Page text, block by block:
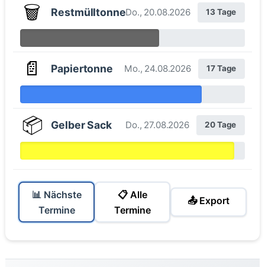
🗑️ RestmülltonneDo., 20.08.2026 13 Tage
📄 Papiertonne Mo., 24.08.2026 17 Tage
📦 Gelber Sack Do., 27.08.2026 20 Tage
📊 Nächste
Termine
📋 Alle
Termine
📤 Export